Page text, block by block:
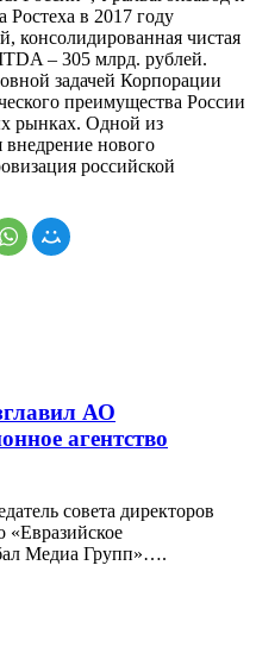
Ростеха в 2017 году
консолидированная чистая
– 305 млрд. рублей.
задачей Корпорации
преимущества России
рынках. Одной из
внедрение нового
российской
АО
агентство
совета директоров
«Евразийское
Медиа Групп»….